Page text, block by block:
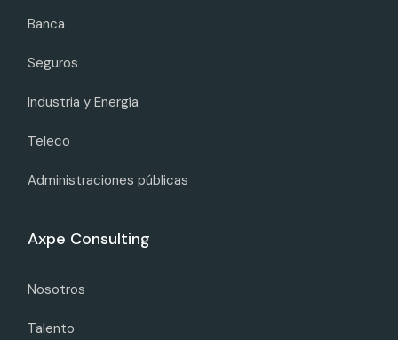
Banca
Seguros
Industria y Energía
Teleco
Administraciones públicas
Axpe Consulting
Nosotros
Talento